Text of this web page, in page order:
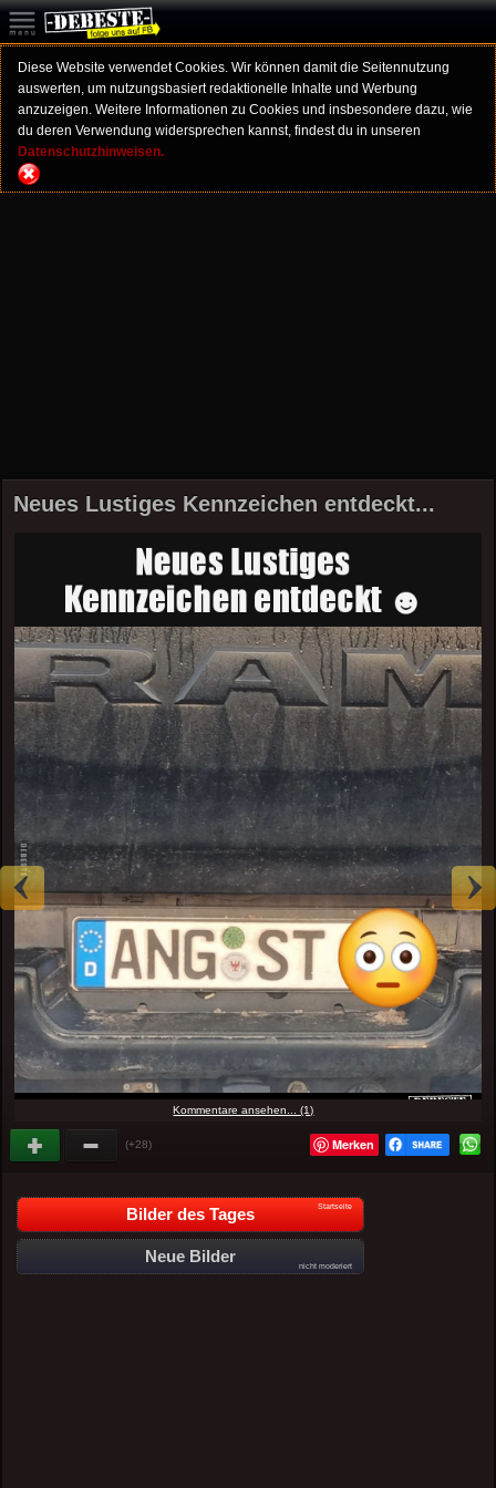
Diese Website verwendet Cookies. Wir können damit die Seitennutzung
auswerten, um nutzungsbasiert redaktionelle Inhalte und Werbung
anzuzeigen. Weitere Informationen zu Cookies und insbesondere dazu, wie
du deren Verwendung widersprechen kannst, findest du in unseren
Datenschutzhinweisen.
Neues Lustiges Kennzeichen entdeckt...
Kommentare ansehen... (1)
(+28) Merken
Bilder des Tages Startseite
Neue Bilder
nicht moderiert